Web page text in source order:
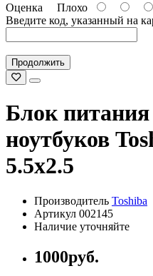
Оценка Плохо
Введите код, указанный на
Продолжить
Блок питания
ноутбуков
5.5x2.5
Производитель Toshiba
Артикул 002145
Наличие уточняйте
1000руб.